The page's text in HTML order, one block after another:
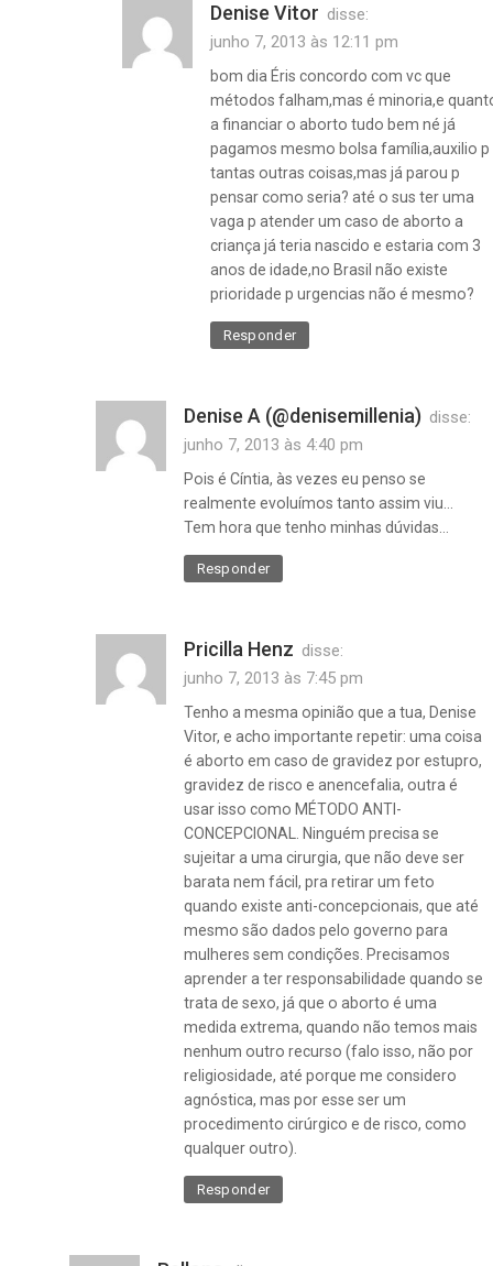
Denise Vitor disse:
junho 7, 2013 às 12:11 pm
bom dia Éris concordo com vc que
métodos falham,mas é minoria,e
a financiar o aborto tudo bem né já
pagamos mesmo bolsa família,auxilio p
tantas outras coisas,mas já parou p
pensar como seria? até o sus ter uma
vaga p atender um caso de aborto a
criança já teria nascido e estaria com 3
anos de idade,no Brasil não existe
prioridade p urgencias não é mesmo?
Responder
Denise A (@denisemillenia) disse:
junho 7, 2013 às 4:40 pm
Pois é Cíntia, às vezes eu penso se
realmente evoluímos tanto assim viu…
Tem hora que tenho minhas dúvidas…
Responder
Pricilla Henz disse:
junho 7, 2013 às 7:45 pm
Tenho a mesma opinião que a tua, Denise
Vitor, e acho importante repetir: uma coisa
é aborto em caso de gravidez por estupro,
gravidez de risco e anencefalia, outra é
usar isso como MÉTODO ANTI-
CONCEPCIONAL. Ninguém precisa se
sujeitar a uma cirurgia, que não deve ser
barata nem fácil, pra retirar um feto
quando existe anti-concepcionais, que até
mesmo são dados pelo governo para
mulheres sem condições. Precisamos
aprender a ter responsabilidade quando se
trata de sexo, já que o aborto é uma
medida extrema, quando não temos mais
nenhum outro recurso (falo isso, não por
religiosidade, até porque me considero
agnóstica, mas por esse ser um
procedimento cirúrgico e de risco, como
qualquer outro).
Responder